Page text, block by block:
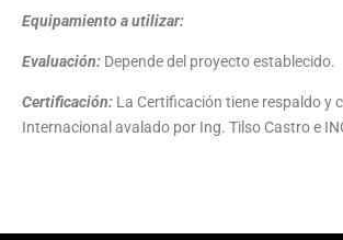
Equipamiento a utilizar:
Evaluación: Depende del proyecto establecido.
Certificación: La Certificación tiene respaldo y
Internacional avalado por Ing. Tilso Castro e